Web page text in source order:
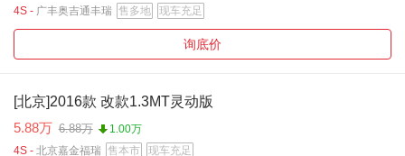
4S - 广丰奥吉通丰瑞 售多地 现车充足
询底价
[北京]2016款 改款1.3MT灵动版
5.88万 6.88万
1.00万
4S - 北京嘉金福瑞 售本市 现车充足